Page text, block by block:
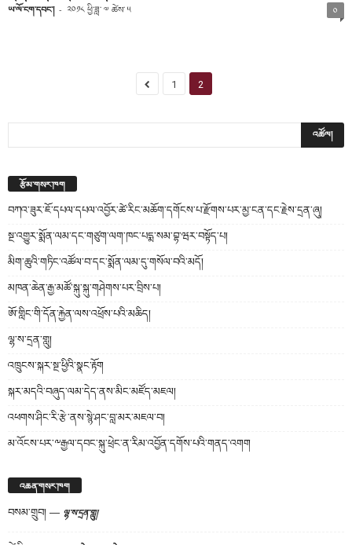
ཡ་ལོ་ངག་དབང་། - ༢༠༡༨ ཕྱི་ཟླ་ ༧ ཚེས་ ༥ ༠
1 2
རྩོམ་གསར་ཁག
བཀའ་ཟུར་ཇོ་དཔལ་དཔལ་འབྱོར་ཚེ་རིང་མཆོག་དགོངས་པ་རྫོགས་པར་མྱ་ངན་དང་རྗེས་དྲན་ཞུ།
སྔ་འགྱུར་སྨོན་ལམ་དང་གཙུག་ལག་ཁང་པདྨ་སམ་བྷ་ཝར་བསྟོད་པ།
མིག་ཆུའི་གཏིང་འཚོལ་བ་དང་སྨོན་ལམ་དུ་གསོལ་བའི་མདོ།
མཁན་ཆེན་རྒྱ་མཚོ་སྐུ་སྐུ་གཤེགས་པར་བྲིས་པ།
ཨོ་གླིང་གི་དོན་རྐྱེན་ལས་འཕྲོས་པའི་མཆིད།
ལྷ་ས་དྲན་གླུ།
འཁྲུངས་སྐར་སྔ་ཕྱིའི་སྣང་རྟོག
སྐར་མདའི་བཞུད་ལམ་དེད་ནས་མིང་མཛོད་མཇལ།
འཕགས་ཤིང་རི་རྩེ་ནས་སྙེ་ཤང་བླ་མར་མཇལ་བ།
མ་འོངས་པར་༸རྒྱལ་དབང་སྐུ་ཕྲེང་ན་རིམ་འབྱོན་དགོས་པའི་གནད་འགག
འཆན་གསར་ཁག
བསམ་གྲུབ། — ལྷ་ས་དྲན་གླུ།